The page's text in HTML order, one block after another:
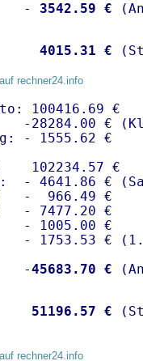
-
3542.59 €
4015.31 €
rechner24.info
100416.69 €
-28284.00 €
- 1555.62 €
102234.57 €
- 4641.86 €
-  966.49 €
- 7477.20 €
- 1005.00 €
- 1753.53 € (
-45683.70 €
51196.57 €
rechner24.info